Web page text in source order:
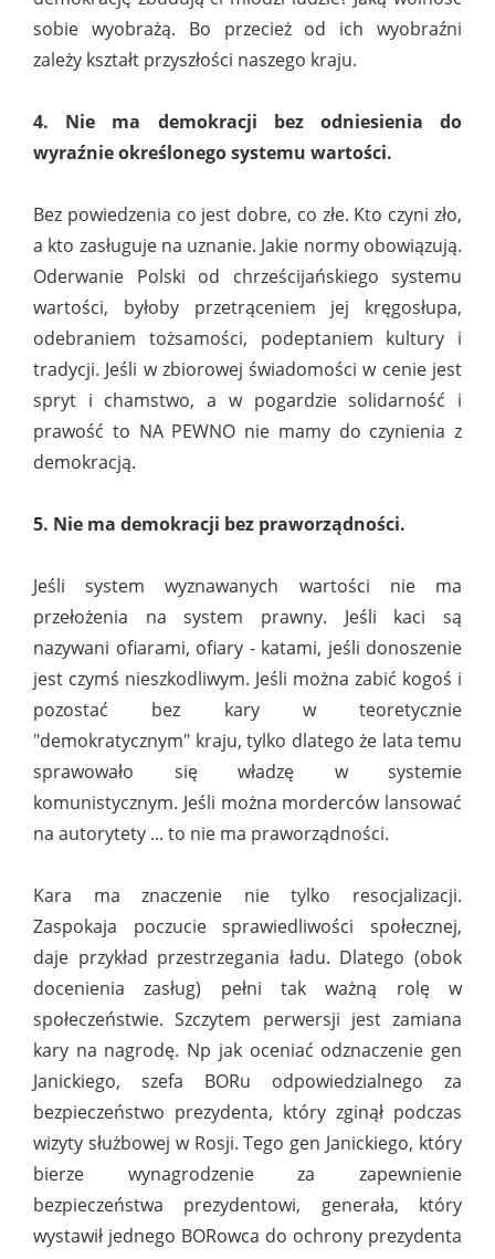
sobie wyobrażą. Bo przecież od ich wyobraźni
zależy kształt przyszłości naszego kraju.
4. Nie ma demokracji bez odniesienia do
wyraźnie określonego systemu wartości.
Bez powiedzenia co jest dobre, co złe. Kto czyni zło,
a kto zasługuje na uznanie. Jakie normy obowiązują.
Oderwanie Polski od chrześcijańskiego systemu
wartości, byłoby przetrąceniem jej kręgosłupa,
odebraniem tożsamości, podeptaniem kultury i
tradycji. Jeśli w zbiorowej świadomości w cenie jest
spryt i chamstwo, a w pogardzie solidarność i
prawość to NA PEWNO nie mamy do czynienia z
demokracją.
5. Nie ma demokracji bez praworządności.
Jeśli system wyznawanych wartości nie ma
przełożenia na system prawny. Jeśli kaci są
nazywani ofiarami, ofiary - katami, jeśli donoszenie
jest czymś nieszkodliwym. Jeśli można zabić kogoś i
pozostać bez kary w teoretycznie
"demokratycznym" kraju, tylko dlatego że lata temu
sprawowało się władzę w systemie
komunistycznym. Jeśli można morderców lansować
na autorytety ... to nie ma praworządności.
Kara ma znaczenie nie tylko resocjalizacji.
Zaspokaja poczucie sprawiedliwości społecznej,
daje przykład przestrzegania ładu. Dlatego (obok
docenienia zasług) pełni tak ważną rolę w
społeczeństwie. Szczytem perwersji jest zamiana
kary na nagrodę. Np jak oceniać odznaczenie gen
Janickiego, szefa BORu odpowiedzialnego za
bezpieczeństwo prezydenta, który zginął podczas
wizyty służbowej w Rosji. Tego gen Janickiego, który
bierze wynagrodzenie za zapewnienie
bezpieczeństwa prezydentowi, generała, który
wystawił jednego BORowca do ochrony prezydenta